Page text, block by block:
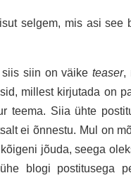
selgem, mis asi see
siis siin on väiketeaser,
millest kirjutada on
teema. Siia ühte
ei õnnestu. Mul on
jõuda, seega
blogi postitusega